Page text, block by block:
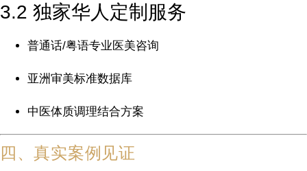
3.2 独家华人定制服务
普通话/粤语专业医美咨询
亚洲审美标准数据库
中医体质调理结合方案
四、真实案例见证